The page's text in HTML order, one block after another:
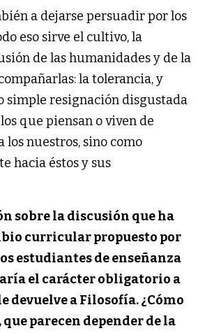
a dejarse persuadir por los
eso sirve el cultivo, la
de las humanidades y de la
la tolerancia, y
simple resignación disgustada
que piensan o viven de
los nuestros, sino como
hacia éstos y sus
sobre la discusión que ha
curricular propuesto por
estudiantes de enseñanza
el carácter obligatorio a
devuelve a Filosofía. ¿Cómo
que parecen depender de la